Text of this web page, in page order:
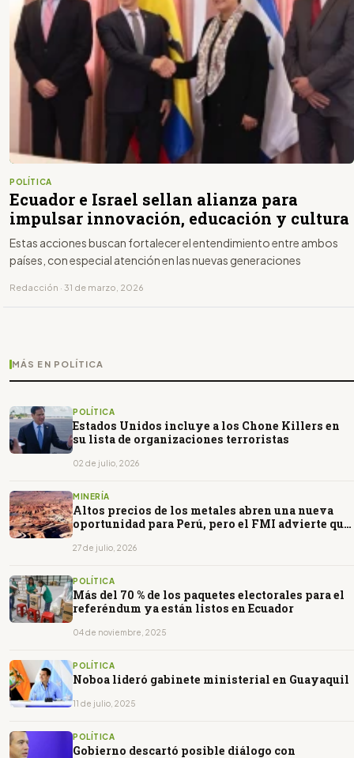
POLÍTICA
Ecuador e Israel sellan alianza para
impulsar innovación, educación y cultura
Estas acciones buscan fortalecer el entendimiento entre ambos
países, con especial atención en las nuevas generaciones
Redacción · 31 de marzo, 2026
MÁS EN POLÍTICA
POLÍTICA
Estados Unidos incluye a los Chone Killers en
su lista de organizaciones terroristas
02 de julio, 2026
MINERÍA
Altos precios de los metales abren una nueva
oportunidad para Perú, pero el FMI advierte que
27 de julio, 2026
POLÍTICA
Más del 70 % de los paquetes electorales para el
referéndum ya están listos en Ecuador
04 de noviembre, 2025
POLÍTICA
Noboa lideró gabinete ministerial en Guayaquil
11 de julio, 2025
POLÍTICA
Gobierno descartó posible diálogo con